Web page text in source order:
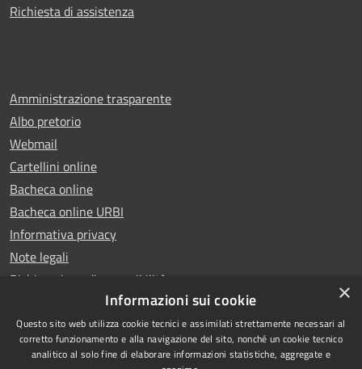
Richiesta di assistenza
Amministrazione trasparente
Albo pretorio
Webmail
Cartellini online
Bacheca online
Bacheca online URBI
Informativa privacy
Note legali
Dichiarazione di accessibilità
RSS Copyright © 2025 Comune di
×
Informazioni sui cookie
Questo sito web utilizza cookie tecnici e assimilati strettamente necessari al
corretto funzionamento e alla navigazione del sito, nonché un cookie tecnico
analitico al solo fine di elaborare informazioni statistiche, aggregate e